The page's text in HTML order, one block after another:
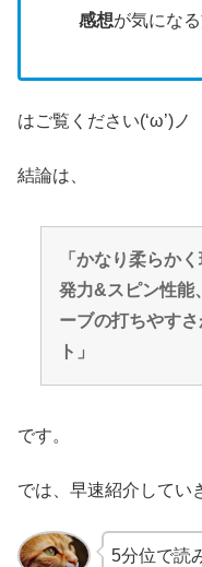
感想が気にな
はご覧ください(‘ω’)ノ
結論は、
「かなり柔らか
発力&スピン性能
ーブの打ちやす
ト」
です。
では、早速紹介してい
5分位で読